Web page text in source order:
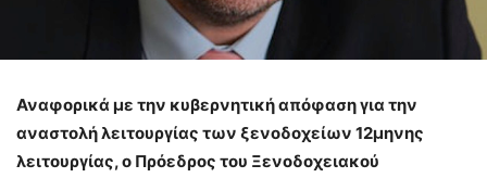
Αναφορικά με την κυβερνητική απόφαση για την
αναστολή λειτουργίας των ξενοδοχείων 12μηνης
λειτουργίας, ο Πρόεδρος του Ξενοδοχειακού